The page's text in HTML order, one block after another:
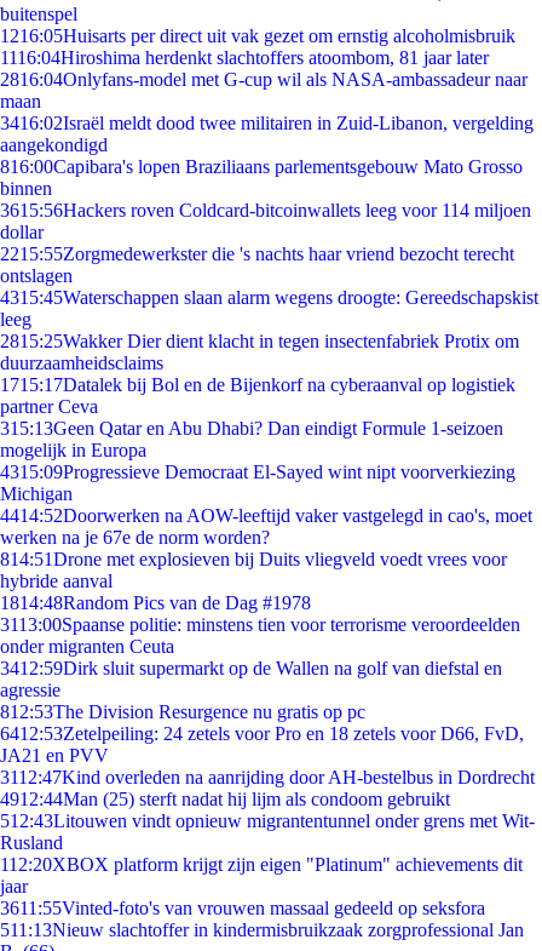
buitenspel
1216:05Huisarts per direct uit vak gezet om ernstig alcoholmisbruik
1116:04Hiroshima herdenkt slachtoffers atoombom, 81 jaar later
2816:04Onlyfans-model met G-cup wil als NASA-ambassadeur naar
maan
3416:02Israël meldt dood twee militairen in Zuid-Libanon, vergelding
aangekondigd
816:00Capibara's lopen Braziliaans parlementsgebouw Mato Grosso
binnen
3615:56Hackers roven Coldcard-bitcoinwallets leeg voor 114 miljoen
dollar
2215:55Zorgmedewerkster die 's nachts haar vriend bezocht terecht
ontslagen
4315:45Waterschappen slaan alarm wegens droogte: Gereedschapskist
leeg
2815:25Wakker Dier dient klacht in tegen insectenfabriek Protix om
duurzaamheidsclaims
1715:17Datalek bij Bol en de Bijenkorf na cyberaanval op logistiek
partner Ceva
315:13Geen Qatar en Abu Dhabi? Dan eindigt Formule 1-seizoen
mogelijk in Europa
4315:09Progressieve Democraat El-Sayed wint nipt voorverkiezing
Michigan
4414:52Doorwerken na AOW-leeftijd vaker vastgelegd in cao's, moet
werken na je 67e de norm worden?
814:51Drone met explosieven bij Duits vliegveld voedt vrees voor
hybride aanval
1814:48Random Pics van de Dag #1978
3113:00Spaanse politie: minstens tien voor terrorisme veroordeelden
onder migranten Ceuta
3412:59Dirk sluit supermarkt op de Wallen na golf van diefstal en
agressie
812:53The Division Resurgence nu gratis op pc
6412:53Zetelpeiling: 24 zetels voor Pro en 18 zetels voor D66, FvD,
JA21 en PVV
3112:47Kind overleden na aanrijding door AH-bestelbus in Dordrecht
4912:44Man (25) sterft nadat hij lijm als condoom gebruikt
512:43Litouwen vindt opnieuw migrantentunnel onder grens met Wit-
Rusland
112:20XBOX platform krijgt zijn eigen "Platinum" achievements dit
jaar
3611:55Vinted-foto's van vrouwen massaal gedeeld op seksfora
511:13Nieuw slachtoffer in kindermisbruikzaak zorgprofessional Jan